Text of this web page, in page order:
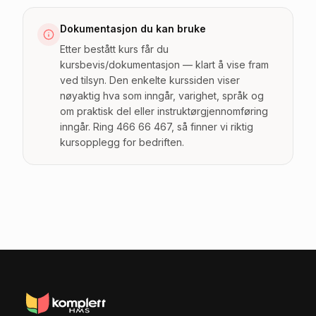
Dokumentasjon du kan bruke
Etter bestått kurs får du
kursbevis/dokumentasjon — klart å vise fram
ved tilsyn. Den enkelte kurssiden viser
nøyaktig hva som inngår, varighet, språk og
om praktisk del eller instruktørgjennomføring
inngår. Ring 466 66 467, så finner vi riktig
kursopplegg for bedriften.